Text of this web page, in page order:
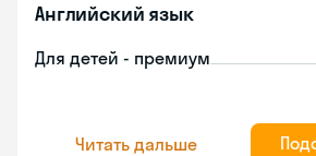
Английский язык
Для детей - премиум
Читать дальше